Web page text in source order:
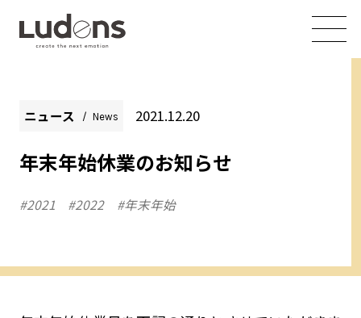
ニュース News 2021.12.20
年末年始休業のお知らせ
#2021 #2022 #年末年始